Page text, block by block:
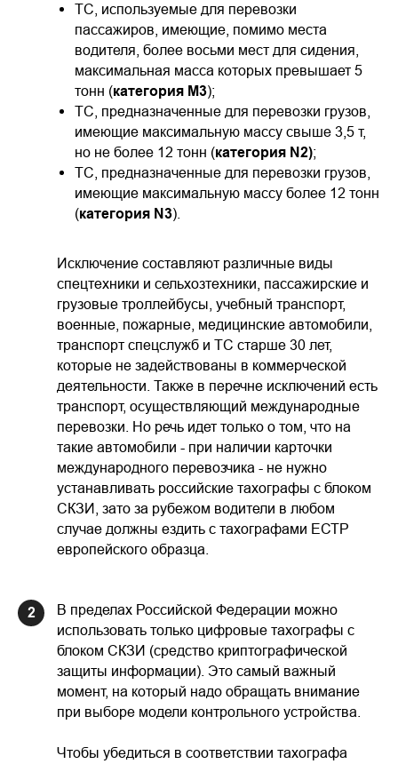
ТС, используемые для перевозки
пассажиров, имеющие, помимо места
водителя, более восьми мест для сидения,
максимальная масса которых превышает 5
тонн (категория М3);
ТС, предназначенные для перевозки грузов,
имеющие максимальную массу свыше 3,5 т,
но не более 12 тонн (категория N2);
ТС, предназначенные для перевозки грузов,
имеющие максимальную массу более 12 тонн
(категория N3).
Исключение составляют различные виды
спецтехники и сельхозтехники, пассажирские и
грузовые троллейбусы, учебный транспорт,
военные, пожарные, медицинские автомобили,
транспорт спецслужб и ТС старше 30 лет,
которые не задействованы в коммерческой
деятельности. Также в перечне исключений есть
транспорт, осуществляющий международные
перевозки. Но речь идет только о том, что на
такие автомобили - при наличии карточки
международного перевозчика - не нужно
устанавливать российские тахографы с блоком
СКЗИ, зато за рубежом водители в любом
случае должны ездить с тахографами ЕСТР
европейского образца.
2
В пределах Российской Федерации можно
использовать только цифровые тахографы с
блоком СКЗИ (средство криптографической
защиты информации). Это самый важный
момент, на который надо обращать внимание
при выборе модели контрольного устройства.
Чтобы убедиться в соответствии тахографа